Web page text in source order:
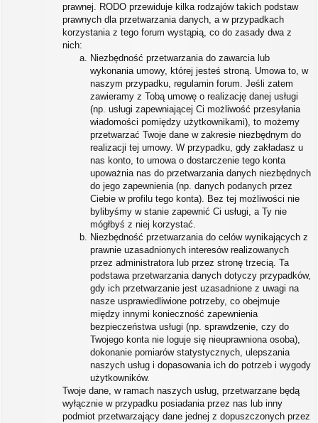
prawnej. RODO przewiduje kilka rodzajów takich podstaw
prawnych dla przetwarzania danych, a w przypadkach
korzystania z tego forum wystąpią, co do zasady dwa z
nich:
Niezbędność przetwarzania do zawarcia lub
wykonania umowy, której jesteś stroną. Umowa to, w
naszym przypadku, regulamin forum. Jeśli zatem
zawieramy z Tobą umowę o realizację danej usługi
(np. usługi zapewniającej Ci możliwość przesyłania
wiadomości pomiędzy użytkownikami), to możemy
przetwarzać Twoje dane w zakresie niezbędnym do
realizacji tej umowy. W przypadku, gdy zakładasz u
nas konto, to umowa o dostarczenie tego konta
upoważnia nas do przetwarzania danych niezbędnych
do jego zapewnienia (np. danych podanych przez
Ciebie w profilu tego konta). Bez tej możliwości nie
bylibyśmy w stanie zapewnić Ci usługi, a Ty nie
mógłbyś z niej korzystać.
Niezbędność przetwarzania do celów wynikających z
prawnie uzasadnionych interesów realizowanych
przez administratora lub przez stronę trzecią. Ta
podstawa przetwarzania danych dotyczy przypadków,
gdy ich przetwarzanie jest uzasadnione z uwagi na
nasze usprawiedliwione potrzeby, co obejmuje
między innymi konieczność zapewnienia
bezpieczeństwa usługi (np. sprawdzenie, czy do
Twojego konta nie loguje się nieuprawniona osoba),
dokonanie pomiarów statystycznych, ulepszania
naszych usług i dopasowania ich do potrzeb i wygody
użytkowników.
Twoje dane, w ramach naszych usług, przetwarzane będą
wyłącznie w przypadku posiadania przez nas lub inny
podmiot przetwarzający dane jednej z dopuszczonych przez